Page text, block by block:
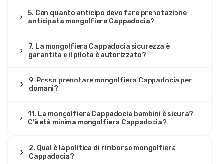
5. Con quanto anticipo devo fare prenotazione
anticipata mongolfiera Cappadocia?
7. La mongolfiera Cappadocia sicurezza è
garantita e il pilota è autorizzato?
9. Posso prenotare mongolfiera Cappadocia per
domani?
11. La mongolfiera Cappadocia bambini è sicura?
C'è età minima mongolfiera Cappadocia?
2. Qual è la politica di rimborso mongolfiera
Cappadocia?